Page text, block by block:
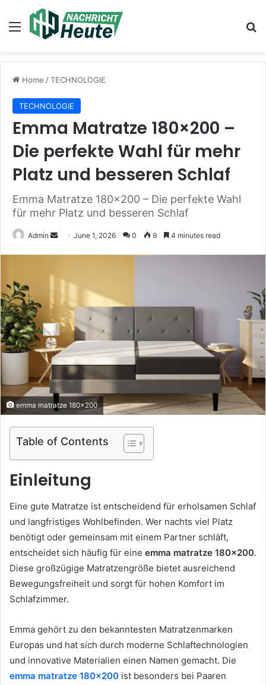
Menu
Home /TECHNOLOGIE
TECHNOLOGIE
Emma Matratze 180×200 –
Die perfekte Wahl für mehr
Platz und besseren Schlaf
Emma Matratze 180x200 – Die perfekte Wahl
für mehr Platz und besseren Schlaf
Admin
SendJune 1, 2026 0 9 4 minutes read
emma matratze 180x200
Table of Contents
Einleitung
Eine gute Matratze ist entscheidend für erholsamen Schlaf
und langfristiges Wohlbefinden. Wer nachts viel Platz
benötigt oder gemeinsam mit einem Partner schläft,
entscheidet sich häufig für eine emma matratze 180×200.
Diese großzügige Matratzengröße bietet ausreichend
Bewegungsfreiheit und sorgt für hohen Komfort im
Schlafzimmer.
Emma gehört zu den bekanntesten Matratzenmarken
Europas und hat sich durch moderne Schlaftechnologien
und innovative Materialien einen Namen gemacht. Die
emma matratze 180×200 ist besonders bei Paaren